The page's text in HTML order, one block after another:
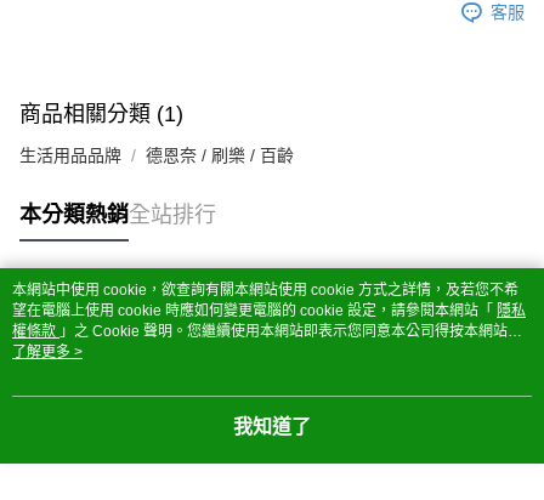
客服
商品相關分類 (1)
生活用品品牌 德恩奈 / 刷樂 / 百齡
本分類熱銷全站排行
熱門標籤
本網站中使用 cookie，欲查詢有關本網站使用 cookie 方式之詳情，及若您不希
望在電腦上使用 cookie 時應如何變更電腦的 cookie 設定，請參閱本網站「 隱私
權條款 」之 Cookie 聲明。您繼續使用本網站即表示您同意本公司得按本網站使
用條款之 Cookie 聲明使用 cookie。
了解更多 >
我知道了